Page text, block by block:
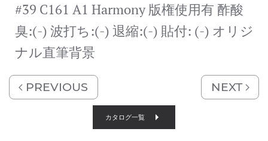
#39 C161 A1 Harmony 版権使用有 酢酸
臭:(-) 波打ち:(-) 退縮:(-) 貼付: (-) オリジ
ナル直筆背景
PREVIOUS NEXT
カタログ一覧